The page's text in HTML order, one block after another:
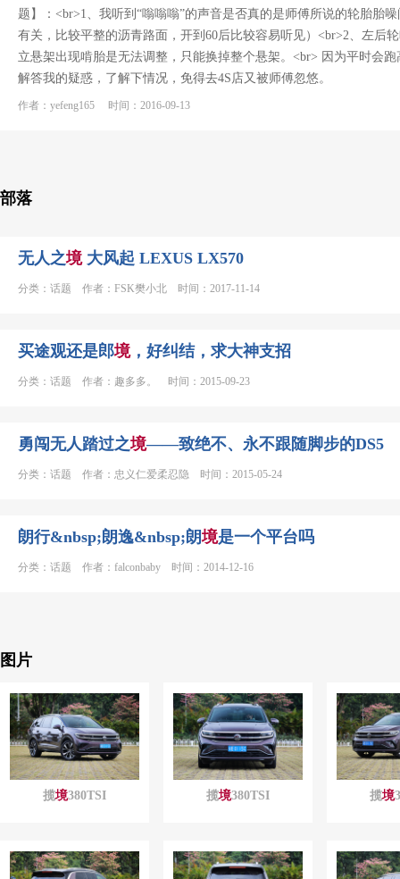
题】：<br>1、我听到“嗡嗡嗡”的声音是否真的是师傅所说的轮胎胎
有关，比较平整的沥青路面，开到60后比较容易听见）<br>2、左后
立悬架出现啃胎是无法调整，只能换掉整个悬架。<br> 因为平时会
解答我的疑惑，了解下情况，免得去4S店又被师傅忽悠。
作者：yefeng165 时间：2016-09-13
部落
无人之境大风起 LEXUS LX570
分类：话题 作者：FSK樊小北 时间：2017-11-14
买途观还是郎境，好纠结，求大神支招
分类：话题 作者：趣多多。 时间：2015-09-23
勇闯无人踏过之境——致绝不、永不跟随脚步的DS5
分类：话题 作者：忠义仁爱柔忍隐 时间：2015-05-24
朗行&nbsp;朗逸&nbsp;朗境是一个平台吗
分类：话题 作者：falconbaby 时间：2014-12-16
图片
揽境380TSI 揽境380TSI 揽境